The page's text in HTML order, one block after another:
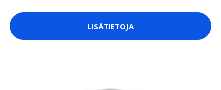
LISÄTIETOJA